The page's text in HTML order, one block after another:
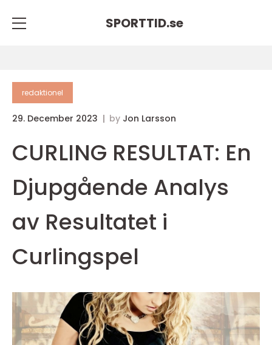
SPORTTID.se
redaktionel
29. December 2023 by Jon Larsson
CURLING RESULTAT: En
Djupgående Analys
av Resultatet i
Curlingspel